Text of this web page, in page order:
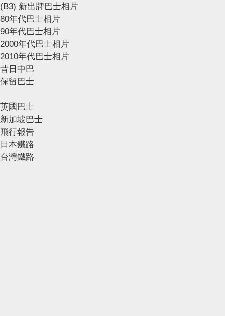
(B3) 新出牌巴士相片
80年代巴士相片
90年代巴士相片
2000年代巴士相片
2010年代巴士相片
昔日中巴
保留巴士
英國巴士
新加坡巴士
飛行報告
日本鐵路
台灣鐵路